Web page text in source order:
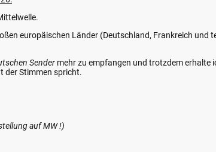
europäischen Länder (Deutschland, Frankreich und
Sender mehr zu empfangen und trotzdem erhalte
der Stimmen spricht.
auf MW !)